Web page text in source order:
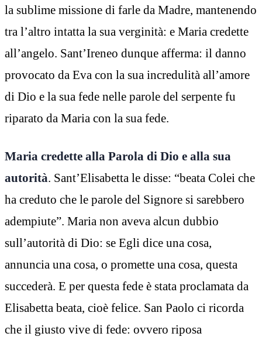
la sublime missione di farle da Madre, mantenendo
tra l’altro intatta la sua verginità: e Maria credette
all’angelo. Sant’Ireneo dunque afferma: il danno
provocato da Eva con la sua incredulità all’amore
di Dio e la sua fede nelle parole del serpente fu
riparato da Maria con la sua fede.
Maria credette alla Parola di Dio e alla sua
autorità. Sant’Elisabetta le disse: “beata Colei che
ha creduto che le parole del Signore si sarebbero
adempiute”. Maria non aveva alcun dubbio
sull’autorità di Dio: se Egli dice una cosa,
annuncia una cosa, o promette una cosa, questa
succederà. E per questa fede è stata proclamata da
Elisabetta beata, cioè felice. San Paolo ci ricorda
che il giusto vive di fede: ovvero riposa